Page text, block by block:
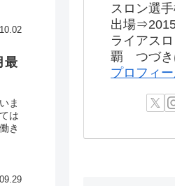
最
ま
は
き
スロン選
出場
ライアス
覇 つづき
プロフィ